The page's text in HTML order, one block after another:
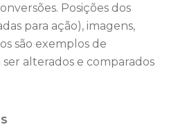
Posições dos
para ação), imagens,
são exemplos de
alterados e comparados